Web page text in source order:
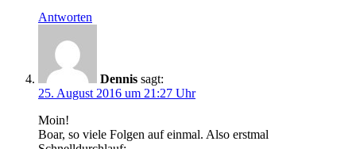
Antworten
Dennis sagt:
25. August 2016 um 21:27 Uhr
Moin!
Boar, so viele Folgen auf einmal. Also erstmal